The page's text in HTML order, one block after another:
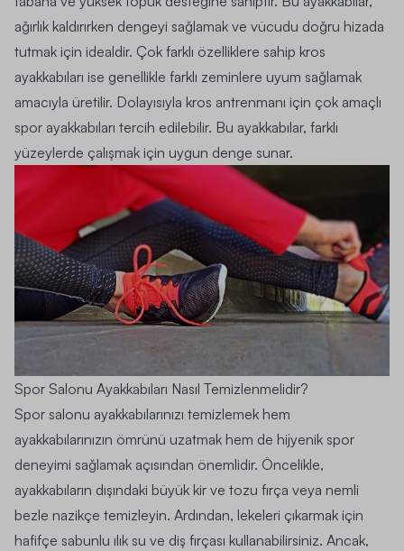
ağırlık kaldırırken dengeyi sağlamak ve vücudu doğru hizada
tutmak için idealdir. Çok farklı özelliklere sahip kros
ayakkabıları ise genellikle farklı zeminlere uyum sağlamak
amacıyla üretilir. Dolayısıyla kros antrenmanı için çok amaçlı
spor ayakkabıları tercih edilebilir. Bu ayakkabılar, farklı
yüzeylerde çalışmak için uygun denge sunar.
Spor Salonu Ayakkabıları Nasıl Temizlenmelidir?
Spor salonu ayakkabılarınızı temizlemek hem
ayakkabılarınızın ömrünü uzatmak hem de hijyenik spor
deneyimi sağlamak açısından önemlidir. Öncelikle,
ayakkabıların dışındaki büyük kir ve tozu fırça veya nemli
bezle nazikçe temizleyin. Ardından, lekeleri çıkarmak için
hafifçe sabunlu ılık su ve diş fırçası kullanabilirsiniz. Ancak,